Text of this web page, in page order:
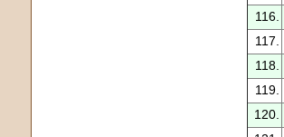
116.
117.
118.
119.
120.